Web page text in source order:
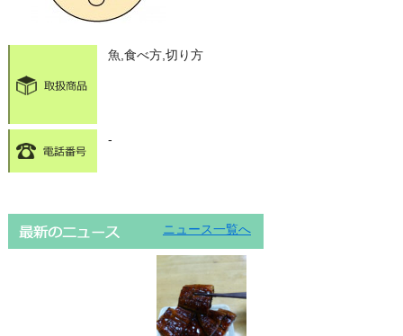
魚,食べ方,切り方
-
ニュース一覧へ